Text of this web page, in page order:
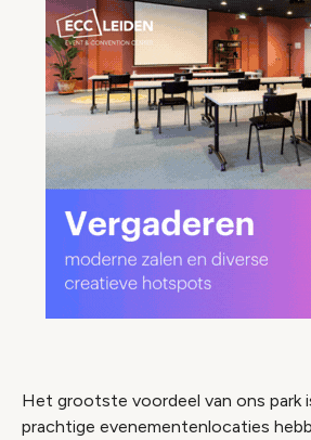
Het grootste voordeel van ons park
prachtige evenementenlocaties